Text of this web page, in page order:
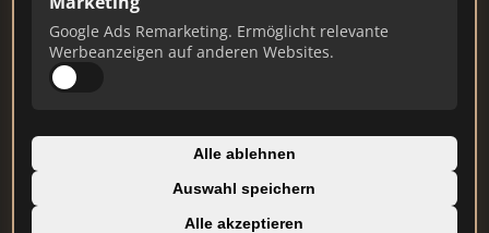
Google Ads Remarketing. Ermöglicht relevante
Werbeanzeigen auf anderen Websites.
Alle ablehnen
Auswahl speichern
Alle akzeptieren
# MAKLER / FIRMA
1 immobilienscout24.de
Immobilienplattform
888
AVIV Germany GmbH